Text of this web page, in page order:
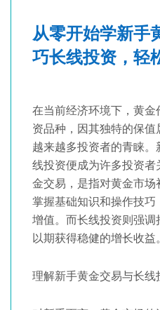
从零开始学新手
巧长线投资，轻
在当前经济环境下，黄
资品种，因其独特的保
越来越多投资者的青睐。
线投资便成为许多投资
金交易，是指对黄金市
掌握基础知识和操作技
增值。而长线投资则强调
以期获得稳健的增长收益。
理解新手黄金交易与长线